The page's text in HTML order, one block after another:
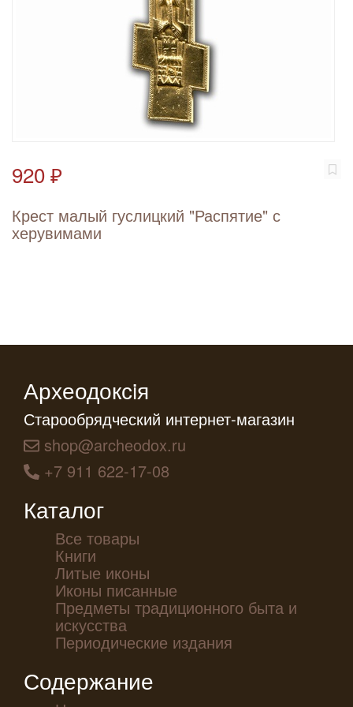
920 ₽
Крест малый гуслицкий "Распятие" с
херувимами
Археодоксiя
Старообрядческий интернет-магазин
shop@archeodox.ru
+7 911 622-17-08
Каталог
Все товары
Книги
Литые иконы
Иконы писанные
Предметы традиционного быта и
искусства
Периодические издания
Содержание